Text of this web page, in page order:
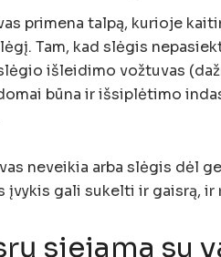
primena talpą, kurioje
Tam, kad slėgis
išleidimo vožtuvas
būna ir išsiplėtimo
neveikia arba slėgis dėl
įvykis gali sukelti ir gaisrą, ir
siejama su